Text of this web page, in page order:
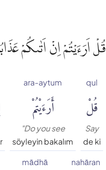
قُلْ اَرَءَيْتُمْ اِنْ اَتٰىكُمْ
qul
قُلْ
Say
de ki
ara-aytum
أَرَءَيْتُمْ
"Do you see
söyleyin bakalım
nahāran
mādhā